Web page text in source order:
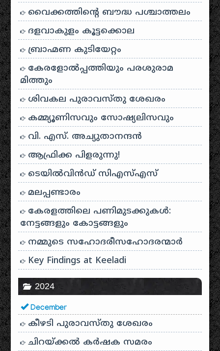
വൈക്കത്തിന്റെ ബൗദ്ധ പശ്ചാത്തലം
ദളവാകുളം കൂട്ടക്കൊല
ബ്രാഹ്മണ കുടിയേറ്റം
കേരളോൽപ്പത്തിയും പരശുരാമ
മിത്തും
ശിവകല പുരാവസ്തു ശേഖരം
കമ്മ്യൂണിസവും സോഷ്യലിസവും
വി. എസ്. അച്യുതാനന്ദൻ
ആഫ്രിക്ക പിളരുന്നു!
ടെയിൽ‌വിൻഡ് സി‌എസ്‌എസ്
മലപ്പണ്ടാരം
കേരളത്തിലെ പണിമുടക്കുകൾ:
നേട്ടങ്ങളും കോട്ടങ്ങളും
നമ്മുടെ സഹോദരീസഹോദരന്മാർ
Key Findings at Keeladi
2024
December
കീഴടി പുരാവസ്തു ശേഖരം
ചിറയ്ക്കൽ കർഷക സമരം